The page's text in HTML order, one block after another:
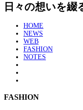
日々の想いを綴
HOME
NEWS
WEB
FASHION
NOTES
FASHION